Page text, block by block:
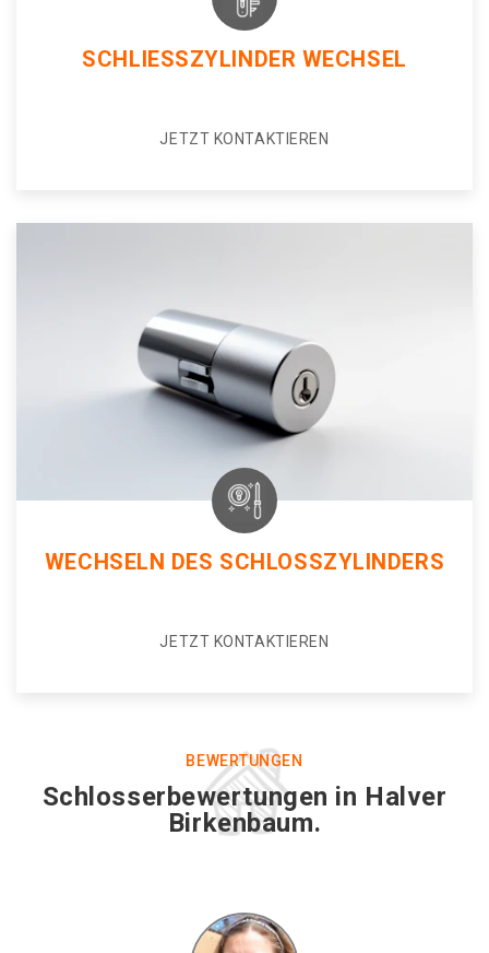
SCHLIESSZYLINDER WECHSEL
JETZT KONTAKTIEREN
WECHSELN DES SCHLOSSZYLINDERS
JETZT KONTAKTIEREN
BEWERTUNGEN
Schlosserbewertungen in Halver
Birkenbaum.